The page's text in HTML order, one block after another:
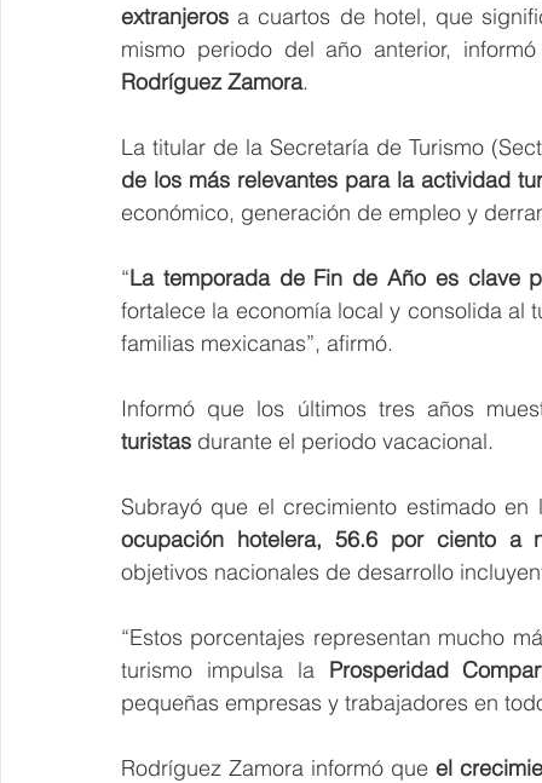
extranjeros a cuartos de hotel, que
mismo periodo del año anterior,
Rodríguez Zamora.
La titular de la Secretaría de Turismo
de los más relevantes para la actividad
económico, generación de empleo y
“La temporada de Fin de Año es clave
fortalece la economía local y consolida al
familias mexicanas”, afirmó.
Informó que los últimos tres años
turistas durante el periodo vacacional.
Subrayó que el crecimiento estimado
ocupación hotelera, 56.6 por ciento a
objetivos nacionales de desarrollo
“Estos porcentajes representan mucho
turismo impulsa la Prosperidad
pequeñas empresas y trabajadores en
Rodríguez Zamora informó que el